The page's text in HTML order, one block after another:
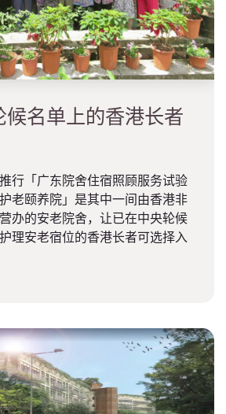
候名单上的香港长者
行「广东院舍住宿照顾服务试验
老颐养院」是其中一间由香港非
办的安老院舍，让已在中央轮候
理安老宿位的香港长者可选择入